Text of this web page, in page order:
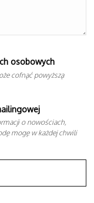
osobowych
cofnąć powyższą
o nowościach,
mogę w każdej chwili